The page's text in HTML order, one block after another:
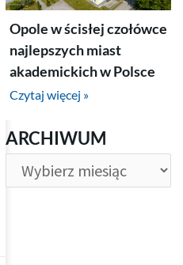
Opole w ścisłej czołówce
najlepszych miast
akademickich w Polsce
Czytaj więcej »
ARCHIWUM
ARCHIWUM